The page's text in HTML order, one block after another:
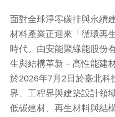
面對全球淨零碳排與永續
材料產業正迎來「循環再
時代。由安能聚綠能股份
生與結構革新－高性能建
於2026年7月2日於臺北科
界、工程界與建築設計領
低碳建材、再生材料與結